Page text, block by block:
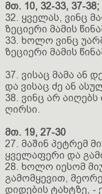
მთ. 10, 32-33, 37-38;
32. ყველას, ვინც
ზეციერი მამის
33. ხოლო ვინც
ზეციერი მამის
37. ვისაც მამა ან
და ვისაც ძე ან
38. ვინც არ
ღირსი.
მთ. 19, 27-30
27. მაშინ პეტრემ
ყველაფერი და
28. ხოლო იესომ
გამომყევით,
დიდების ტახტზე,